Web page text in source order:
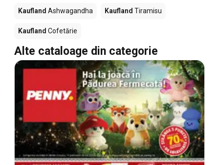
Kaufland Ashwagandha Kaufland Tiramisu
Kaufland Cofetărie
Alte cataloage din categorie